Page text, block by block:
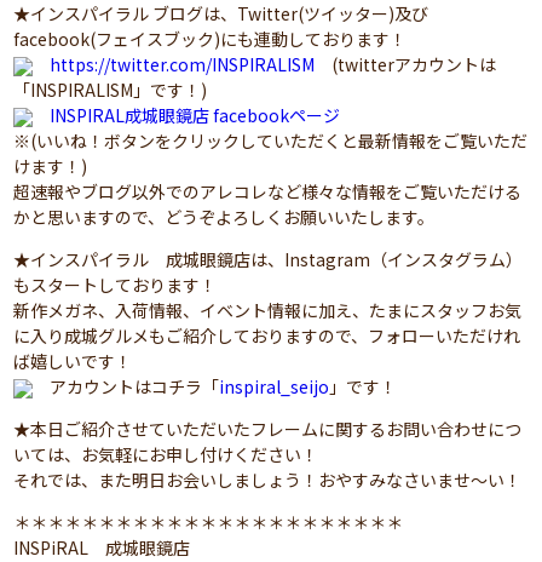
★インスパイラル ブログは、Twitter(ツイッター)及び
facebook(フェイスブック)にも連動しております！
https://twitter.com/INSPIRALISM (twitterアカウントは
「INSPIRALISM」です！)
INSPIRAL成城眼鏡店 facebookページ
※(いいね！ボタンをクリックしていただくと最新情報をご覧いただ
けます！)
超速報やブログ以外でのアレコレなど様々な情報をご覧いただける
かと思いますので、どうぞよろしくお願いいたします。
★インスパイラル 成城眼鏡店は、Instagram（インスタグラム）
もスタートしております！
新作メガネ、入荷情報、イベント情報に加え、たまにスタッフお気
に入り成城グルメもご紹介しておりますので、フォローいただけれ
ば嬉しいです！
アカウントはコチラ「inspiral_seijo 」です！
★本日ご紹介させていただいたフレームに関するお問い合わせにつ
いては、お気軽にお申し付けください！
それでは、また明日お会いしましょう！おやすみなさいませ～い！
＊＊＊＊＊＊＊＊＊＊＊＊＊＊＊＊＊＊＊＊＊＊＊
INSPiRAL 成城眼鏡店